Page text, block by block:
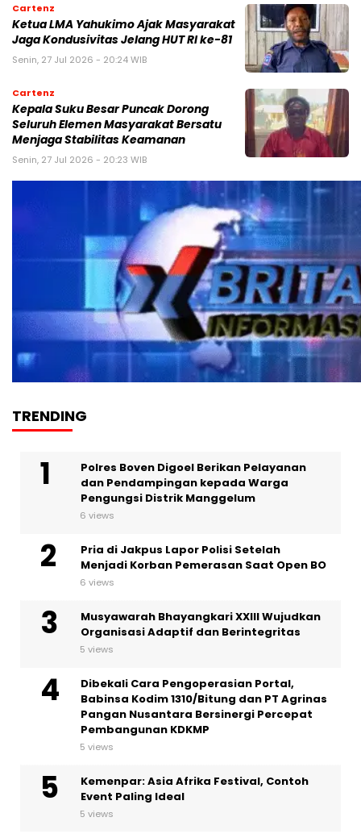
Cartenz
Ketua LMA Yahukimo Ajak Masyarakat
Jaga Kondusivitas Jelang HUT RI ke-81
Senin, 27 Jul 2026 - 20:24 WIB
Cartenz
Kepala Suku Besar Puncak Dorong
Seluruh Elemen Masyarakat Bersatu
Menjaga Stabilitas Keamanan
Senin, 27 Jul 2026 - 20:23 WIB
TRENDING
Polres Boven Digoel Berikan Pelayanan
dan Pendampingan kepada Warga
Pengungsi Distrik Manggelum
6 views
Pria di Jakpus Lapor Polisi Setelah
Menjadi Korban Pemerasan Saat Open BO
6 views
Musyawarah Bhayangkari XXIII Wujudkan
Organisasi Adaptif dan Berintegritas
5 views
Dibekali Cara Pengoperasian Portal,
Babinsa Kodim 1310/Bitung dan PT Agrinas
Pangan Nusantara Bersinergi Percepat
Pembangunan KDKMP
5 views
Kemenpar: Asia Afrika Festival, Contoh
Event Paling Ideal
5 views